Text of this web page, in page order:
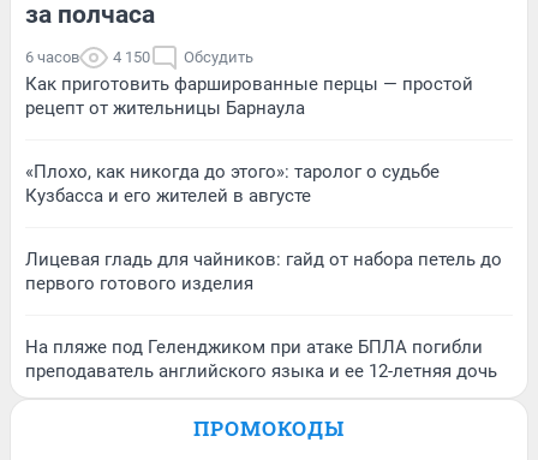
за полчаса
6 часов 4 150 Обсудить
Как приготовить фаршированные перцы — простой
рецепт от жительницы Барнаула
«Плохо, как никогда до этого»: таролог о судьбе
Кузбасса и его жителей в августе
Лицевая гладь для чайников: гайд от набора петель до
первого готового изделия
На пляже под Геленджиком при атаке БПЛА погибли
преподаватель английского языка и ее 12-летняя дочь
ПРОМОКОДЫ